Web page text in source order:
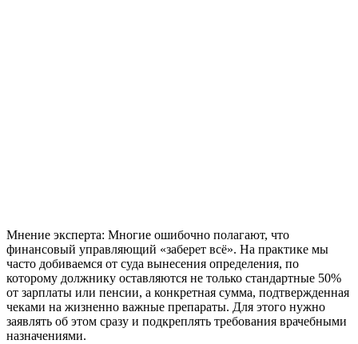
Мнение эксперта: Многие ошибочно полагают, что
финансовый управляющий «заберет всё». На практике мы
часто добиваемся от суда вынесения определения, по
которому должнику оставляются не только стандартные 50%
от зарплаты или пенсии, а конкретная сумма, подтвержденная
чеками на жизненно важные препараты. Для этого нужно
заявлять об этом сразу и подкреплять требования врачебными
назначениями.